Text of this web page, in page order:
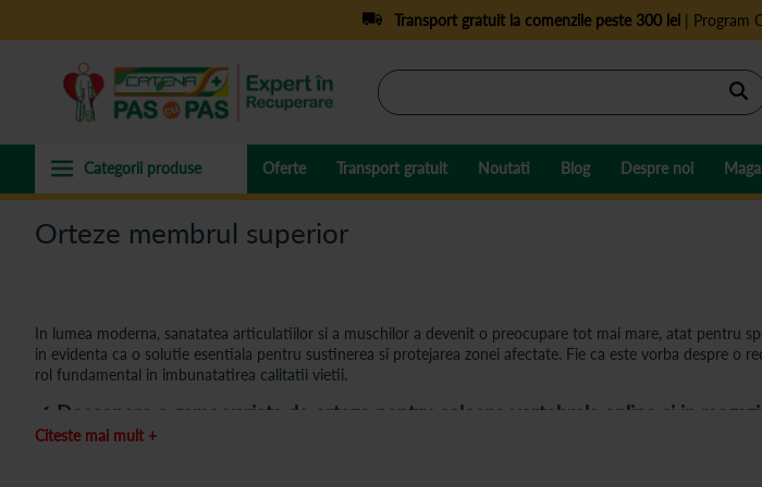
Transport gratuit la comenzile peste 300 lei| Program
Oferte Transport gratuit Noutati Blog Despre noi
Orteze membrul superior
In lumea moderna, sanatatea articulatiilor si a muschilor a devenit o preocupare tot mai mare, atat pentru
in evidenta ca o solutie esentiala pentru sustinerea si protejarea zonei afectate. Fie ca este vorba despre o
rol fundamental in imbunatatirea calitatii vietii.
✓ Descopera o gama variata de orteze pentru coloana vertebrala online si in
Cu o varietate vasta de modele disponibile, fiecare
Citeste mai mult +